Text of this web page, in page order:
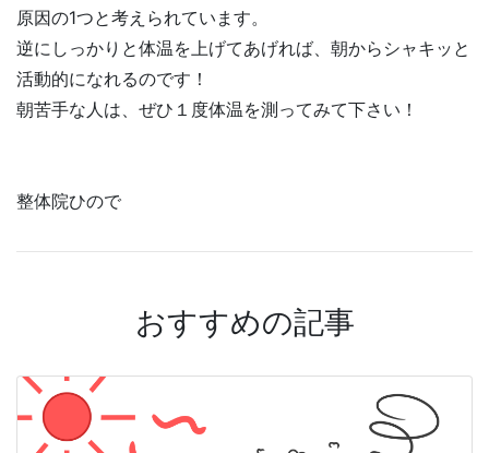
原因の1つと考えられています。
逆にしっかりと体温を上げてあげれば、朝からシャキッと
活動的になれるのです！
朝苦手な人は、ぜひ１度体温を測ってみて下さい！
整体院ひので
おすすめの記事